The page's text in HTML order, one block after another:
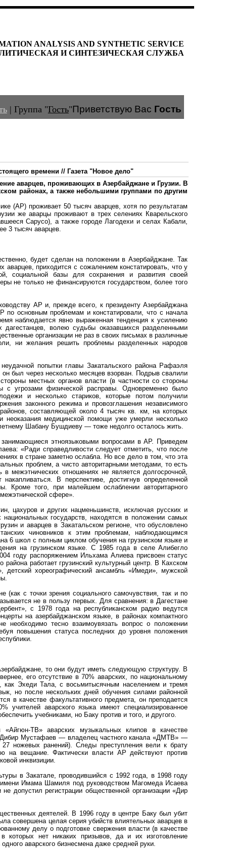
ANALYSIS AND SYNTHETIC SERVICE
И СИНТЕЗИЧЕСКАЯ СЛУЖБА
| Группа"Гость"Приветствую Вас Гость
времени // Газета "Новое дело"
аварцев, проживающих в Азербайджане и Грузии. В
районах, а также небольшими группами по другим
(АР) проживает 50 тысяч аварцев, хотя по результатам
же аварцы проживают в трех селениях Кварельского
Сарусо), а также городе Лагодехи и селах Кабали,
3 тысяч аварцев.
будет сделан на положении в Азербайджане. Так
приходится с сожалением констатировать, что у
социальной базы для сохранения и развития своей
не только не финансируются государством, более того
АР и, прежде всего, к президенту Азербайджана
по основным проблемам и констатировали, что с начала
наблюдается явно выраженная тенденция к усилению
дагестанцев, волею судьбы оказавшихся разделенными
организации не раз в своих письмах в различные
ни желания решить проблемы разделенных народов
попытки главы Закатальского района Рафаэля
был через несколько месяцев взорван. Подрыв свалили
местных органов власти (в частности со стороны
с угрозами физической расправы. Одновременно было
и несколько стариков, которые потом получили
законного режима и провозглашения независимого
районов, составляющей около 4 тысяч кв. км, на которых
медицинской помощи уже умерли несколько
Шабану Бушдиеву — тоже недолго осталось жить.
этноязыковыми вопросами в АР. Приведем
«Ради справедливости следует отметить, что после
в стране заметно ослабла. Но все дело в том, что эта
проблем, а чисто авторитарными методами, то есть
межэтнических отношениях не является долгосрочной,
В перспективе, достигнув определенной
Кроме того, при малейшем ослаблении авторитарного
сфере».
цахуров и других нацменьшинств, исключая русских и
государств, находятся в положении самых
и аварцев в Закатальском регионе, что обусловлено
чиновников к этим проблемам, наблюдающимся
6 школ с полным циклом обучения на грузинском языке и
на грузинском языке. С 1985 года в селе Алибегло
году распоряжением Ильхама Алиева присвоен статус
работает грузинский культурный центр. В Кахском
детский хореографический ансамбль «Имеди», мужской
(как с точки зрения социального самочувствия, так и по
не в пользу первых. Для сравнения: в Дагестане
с 1978 года на республиканском радио ведутся
на азербайджанском языке, в районах компактного
необходимо тесно взаимоувязать вопрос о положении
повышения статуса последних до уровня положения
то они будут иметь следующую структуру. В
его отсутствие в 70% аварских, по национальному
Эхеди Тала, с восьмитысячным населением и тремя
но после нескольких дней обучения силами районной
в качестве факультативного предмета, он преподается
аварского языка имеют специализированное
учебниками, но Баку против и того, и другого.
ТВ» аварских музыкальных клипов в качестве
Дибир Мустафаев — владелец частного канала «ДМТВ» —
ножевых ранений). Следы преступления вели к брату
на вещание. Фактически власти АР действуют против
инквизиции.
в Закатале, проводившийся с 1992 года, в 1998 году
Имама Шамиля под руководством Магомеда Исаева
допустил регистрации общественной организации «Дир
деятелей. В 1996 году в центре Баку был убит
совершена целая серия убийств влиятельных аварцев в
делу о подготовке свержения власти (в качестве
которых нет никаких призывов, да и их изготовление
аварского бизнесмена даже средней руки.